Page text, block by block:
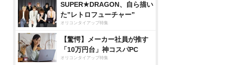
SUPER★DRAGON、自ら描い
た”レトロフューチャー”
オリコンタイアップ特集
【驚愕】メーカー社員が推す
「10万円台」神コスパPC
オリコンタイアップ特集